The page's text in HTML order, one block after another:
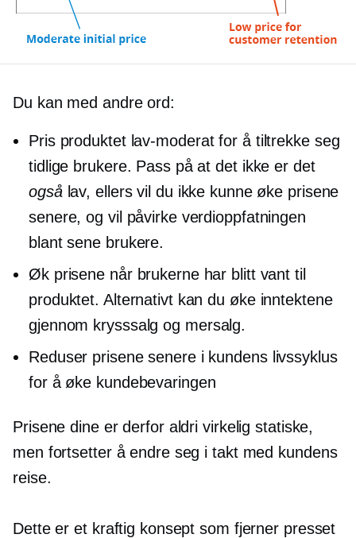
Du kan med andre ord:
Pris produktet lav-moderatfor å tiltrekke seg
tidlige brukere. Pass på at det ikke er det
også lav, ellers vil du ikke kunne øke prisene
senere, og vil påvirke verdioppfatningen
blant sene brukere.
Øk prisene når brukerne har blitt vant til
produktet. Alternativt kan du øke inntektene
gjennom krysssalg og mersalg.
Reduser prisene senere i kundens livssyklus
for å øke kundebevaringen
Prisene dine er derfor aldri virkelig statiske,
men fortsetter å endre seg i takt med kundens
reise.
Dette er et kraftig konsept som fjerner presset